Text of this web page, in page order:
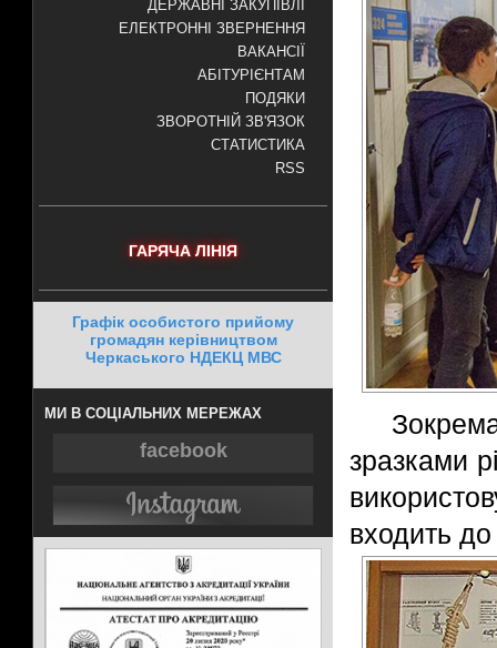
ДЕРЖАВНІ ЗАКУПІВЛІ
ЕЛЕКТРОННІ ЗВЕРНЕННЯ
ВАКАНСІЇ
АБІТУРІЄНТАМ
ПОДЯКИ
ЗВОРОТНІЙ ЗВ'ЯЗОК
СТАТИСТИКА
RSS
ГАРЯЧА ЛІНІЯ
Графік особистого прийому
громадян керівництвом
Черкаського НДЕКЦ МВС
МИ В СОЦІАЛЬНИХ МЕРЕЖАХ
facebook
зразками
входить до